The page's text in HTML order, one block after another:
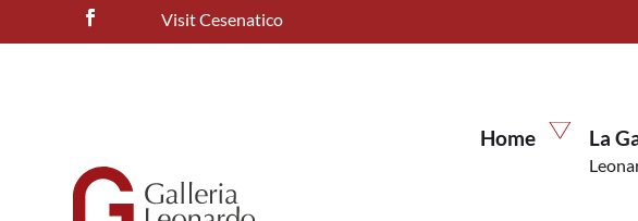
Visit Cesenatico
Home La